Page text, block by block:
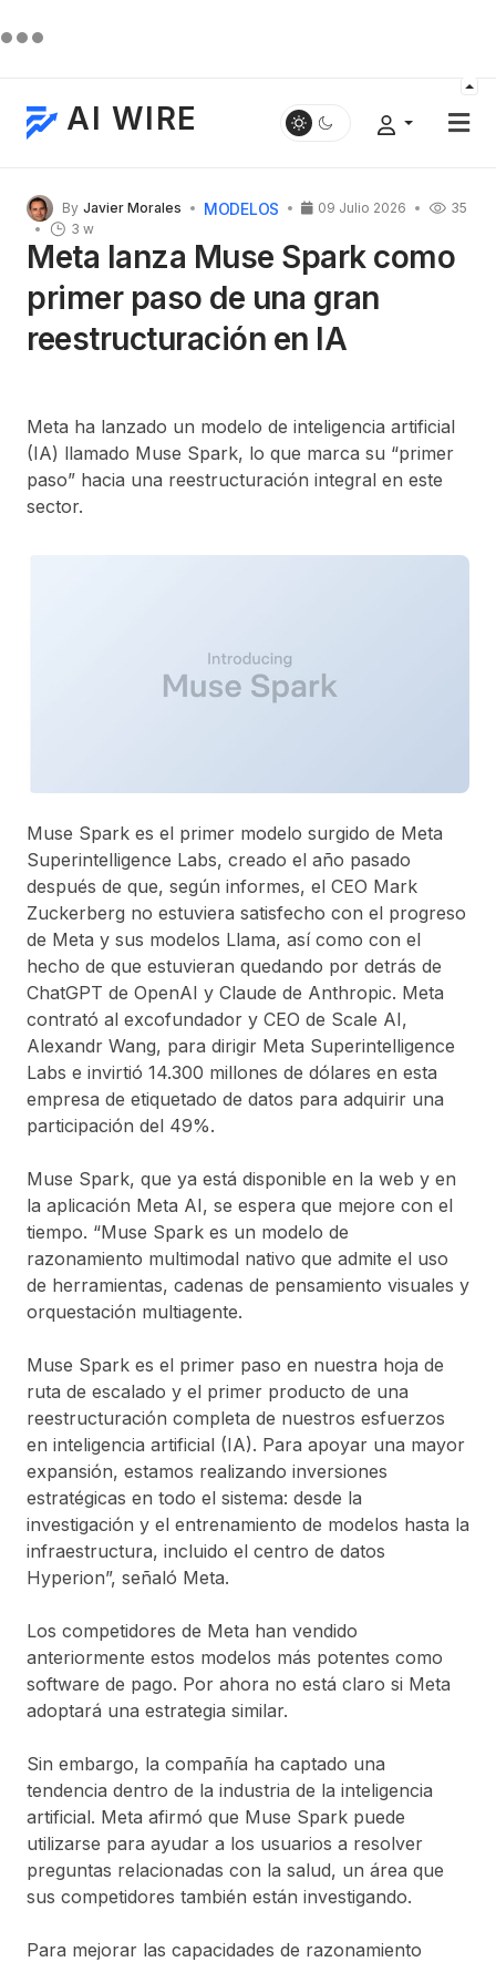
AI WIRE
By Javier Morales MODELOS
3 w
09 Julio 2026 35
Meta lanza Muse Spark como
primer paso de una gran
reestructuración en IA
Meta ha lanzado un modelo de inteligencia artificial
(IA) llamado Muse Spark, lo que marca su “primer
paso” hacia una reestructuración integral en este
sector.
Muse Spark es el primer modelo surgido de Meta
Superintelligence Labs, creado el año pasado
después de que, según informes, el CEO Mark
Zuckerberg no estuviera satisfecho con el progreso
de Meta y sus modelos Llama, así como con el
hecho de que estuvieran quedando por detrás de
ChatGPT de OpenAI y Claude de Anthropic. Meta
contrató al excofundador y CEO de Scale AI,
Alexandr Wang, para dirigir Meta Superintelligence
Labs e invirtió 14.300 millones de dólares en esta
empresa de etiquetado de datos para adquirir una
participación del 49%.
Muse Spark, que ya está disponible en la web y en
la aplicación Meta AI, se espera que mejore con el
tiempo. “Muse Spark es un modelo de
razonamiento multimodal nativo que admite el uso
de herramientas, cadenas de pensamiento visuales y
orquestación multiagente.
Muse Spark es el primer paso en nuestra hoja de
ruta de escalado y el primer producto de una
reestructuración completa de nuestros esfuerzos
en inteligencia artificial (IA). Para apoyar una mayor
expansión, estamos realizando inversiones
estratégicas en todo el sistema: desde la
investigación y el entrenamiento de modelos hasta la
infraestructura, incluido el centro de datos
Hyperion”, señaló Meta.
Los competidores de Meta han vendido
anteriormente estos modelos más potentes como
software de pago. Por ahora no está claro si Meta
adoptará una estrategia similar.
Sin embargo, la compañía ha captado una
tendencia dentro de la industria de la inteligencia
artificial. Meta afirmó que Muse Spark puede
utilizarse para ayudar a los usuarios a resolver
preguntas relacionadas con la salud, un área que
sus competidores también están investigando.
Para mejorar las capacidades de razonamiento